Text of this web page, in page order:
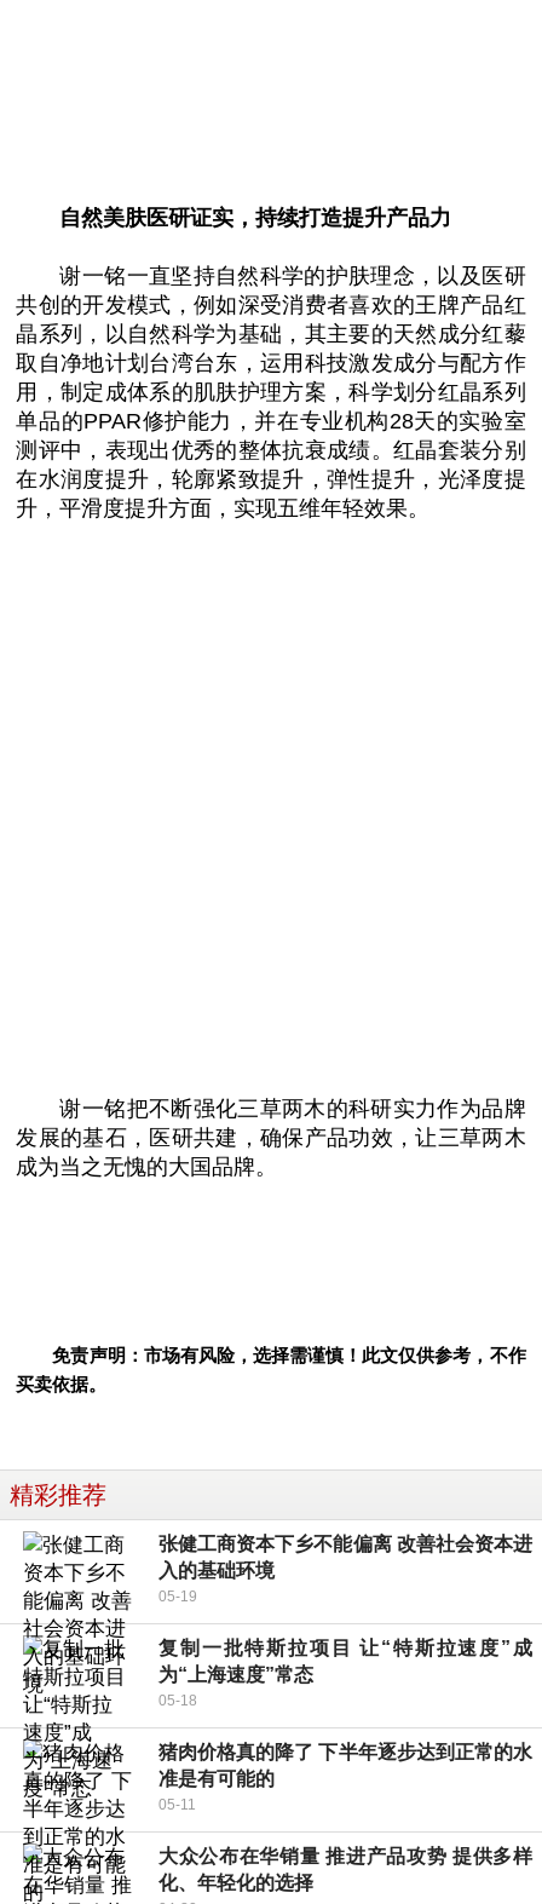
自然美肤医研证实，持续打造提升产品力
谢一铭一直坚持自然科学的护肤理念，以及医研
共创的开发模式，例如深受消费者喜欢的王牌产品红
晶系列，以自然科学为基础，其主要的天然成分红藜
取自净地计划 台湾台东，运用科技激发成分与配方作
用，制定成体系的肌肤护理方案，科学划分红晶系列
单品的PPAR修护能力，并在专业机构28天的实验室
测评中，表现出优秀的整体抗衰成绩。红晶套装分别
在水润度提升，轮廓紧致提升，弹性提升，光泽度提
升，平滑度提升方面，实现五维年轻效果。
谢一铭把不断强化三草两木的科研实力作为品牌
发展的基石，医研共建，确保产品功效，让三草两木
成为当之无愧的大国品牌。
免责声明：市场有风险，选择需谨慎！此文仅供参考，不作
买卖依据。
精彩推荐
张健工商资本下乡不能偏离 改善社会资本进
入的基础环境
05-19
复制一批特斯拉项目 让“特斯拉速度”成
为“上海速度”常态
05-18
猪肉价格真的降了 下半年逐步达到正常的水
准是有可能的
05-11
大众公布在华销量 推进产品攻势 提供多样
化、年轻化的选择